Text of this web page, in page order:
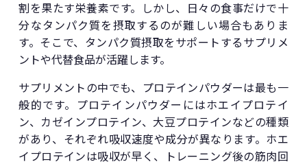
割を果たす栄養素です。しかし、日々の食事だけで十
分なタンパク質を摂取するのが難しい場合もありま
す。そこで、タンパク質摂取をサポートするサプリメ
ントや代替食品が活躍します。
サプリメントの中でも、プロテインパウダーは最も一
般的です。プロテインパウダーにはホエイプロテイ
ン、カゼインプロテイン、大豆プロテインなどの種類
があり、それぞれ吸収速度や成分が異なります。ホエ
イプロテインは吸収が早く、トレーニング後の筋肉回